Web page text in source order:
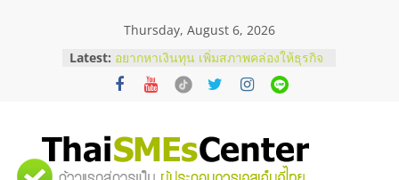
Thursday, August 6, 2026
Latest: อยากหาเงินทุน เพิ่มสภาพคล่องให้ธุรกิจ
เริ่มยังไงให้ผ่านฉลุย
สัมมนาออนไลน์ โอกาสบริหารสถานี
ThaiFranchise Meet Up จับคู่แฟรน
ไชส์ ครั้งที่ 8